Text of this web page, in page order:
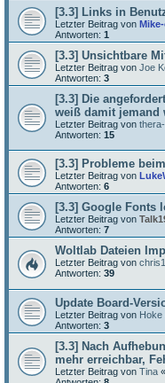
[3.3] Links in
Letzter Beitrag von
Antworten: 1
[3.3] Unsichtbare
Letzter Beitrag von Joe
Antworten: 3
[3.3] Die
weiß damit jemand
Letzter Beitrag von
Antworten: 15
[3.3] Probleme
Letzter Beitrag von
Antworten: 6
[3.3] Google Fonts
Letzter Beitrag von
Antworten: 7
Woltlab Dateien
Letzter Beitrag von
Antworten: 39
Update Board-
Letzter Beitrag von Hoke
Antworten: 3
[3.3] Nach
mehr erreichbar,
Letzter Beitrag von Tina «